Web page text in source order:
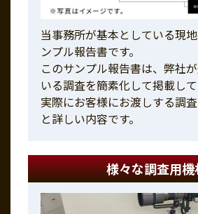
当事務所が基本としている現
ンプル報告書です。
このサンプル報告書は、弊社
いる調査を簡素化して掲載して
実際にお客様にお渡しする調
と詳しい内容です。
様々な調査用機